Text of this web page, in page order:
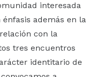
interesada
además en la
con la
tres encuentros
identitario de